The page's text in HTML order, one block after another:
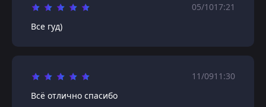
05/1017:21
Все гуд)
11/0911:30
Всё отлично спасибо